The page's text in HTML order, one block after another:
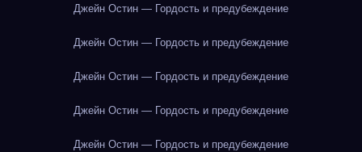
Джейн Остин — Гордость и предубеждение
Джейн Остин — Гордость и предубеждение
Джейн Остин — Гордость и предубеждение
Джейн Остин — Гордость и предубеждение
Джейн Остин — Гордость и предубеждение